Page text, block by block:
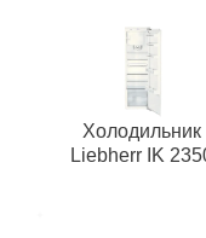
Холодильник
Liebherr IK